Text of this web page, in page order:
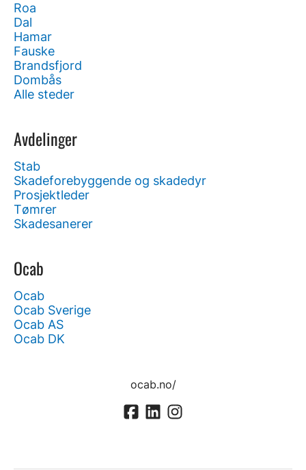
Roa
Dal
Hamar
Fauske
Brandsfjord
Dombås
Alle steder
Avdelinger
Stab
Skadeforebyggende og skadedyr
Prosjektleder
Tømrer
Skadesanerer
Ocab
Ocab
Ocab Sverige
Ocab AS
Ocab DK
ocab.no/